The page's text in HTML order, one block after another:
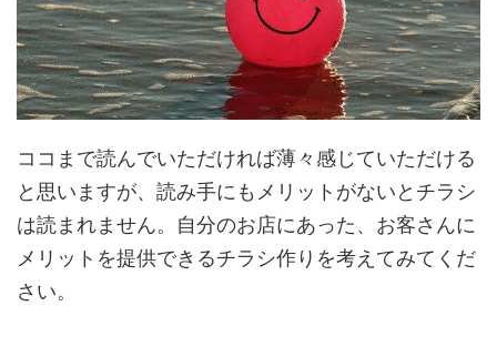
ココまで読んでいただければ薄々感じていただける
と思いますが、読み手にもメリットがないとチラシ
は読まれません。自分のお店にあった、お客さんに
メリットを提供できるチラシ作りを考えてみてくだ
さい。